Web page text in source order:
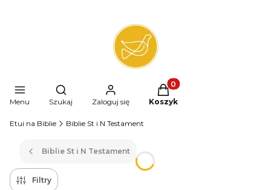
Menu
Otwórz wyszukiwarkę
Szukaj Zaloguj się
Produkty w koszyku: 0.
Koszyk
Etui na Biblie Biblie St i N Testament
Biblie St i N Testament
Filtry